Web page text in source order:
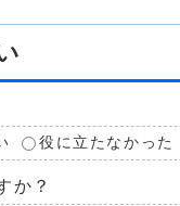
役に立たなかった
か？